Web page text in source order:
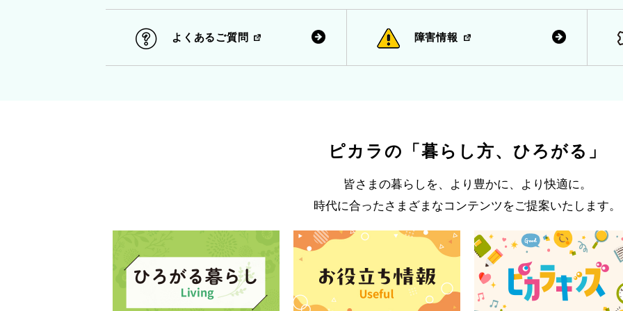
よくあるご質問 障害情報
ピカラの 「暮らし方、ひろがる」
皆さまの暮らしを、より豊かに、より快適に。
時代に合ったさまざまなコンテンツをご提案いたします。